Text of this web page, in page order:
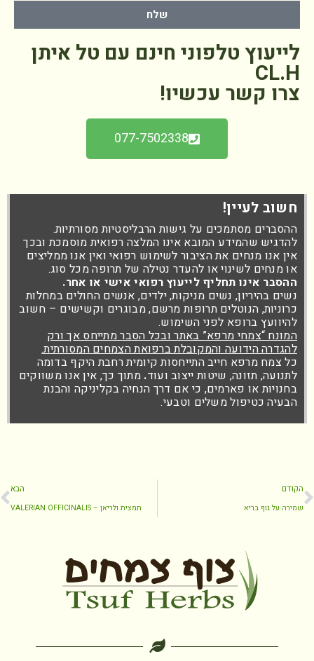
שלח
לייעוץ טלפוני חינם עם טל איתן
CL.H
צרו קשר עכשיו!
077-7502338
חשוב לעיין!
ההסברים מסתמכים על גישות הרבליסטיות מסורתיות.
להדגיש שהמידע המובא אינו המלצה רפואית מוסמכת ובכך
אין אנו מנחים את הציבור לשימוש רפואי ואין אנו ממליצים
או מנחים לשינוי או להעדר נטילה של תרופה מכל סוג.
ההסבר אינו תחליף לייעוץ רפואי אישי או אחר.
נשים בהיריון, נשים מניקות, ילדים, אנשים החולים במחלות
כרוניות, הנוטלים תרופות מרשם, מבוגרים וקשישים – חשוב
להיוועץ ברופא לפני השימוש.
המונח “צמחי מרפא” באתר ובכל הסבר מתייחס אך ורק
להגדרה הידועה והמקובלת ברפואת הצמחים המסורתית.
כל צמח מרפא חייב התייחסות קיומית רחבת היקף בדומה
לתנועה, תזונה, שיטות ייצוב ועוד. מתוך כך, אין אנו משווקים
בחנויות או פארמים, כי אם דרך הנחיה בקליניקה והבנת
הבעיה כטיפול משלים וטבעי.
הקודם
שמירה על גוף בריא
הבא
תמצית ולריאן – VALERIAN OFFICINALIS